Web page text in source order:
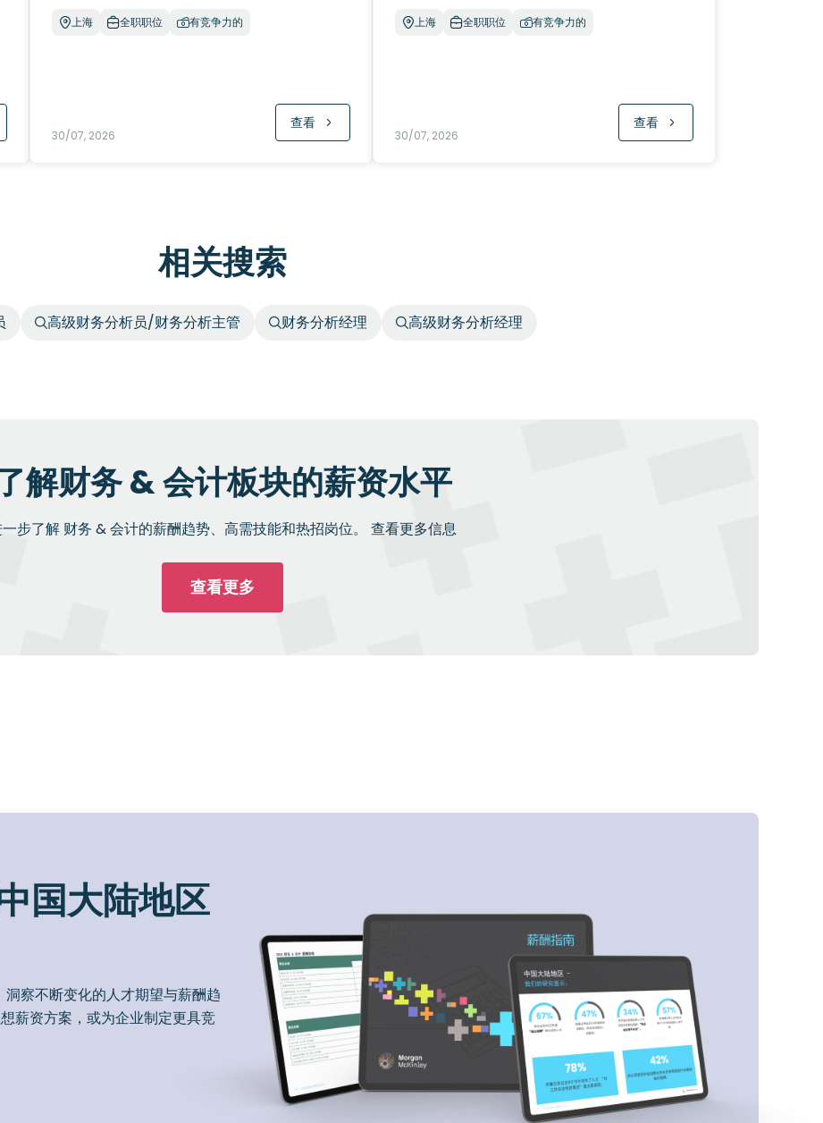
上海 全职职位 有竞争力的
30/07, 2026
查看
上海 全职职位 有竞争力的
30/07, 2026
查看
相关搜索
高级财务分析员/财务分析主管 财务分析经理 高级财务分析经理
解财务 & 会计板块的薪资水平
步了解 财务 & 会计的薪酬趋势、高需技能和热招岗位。 查看更多信息
查看更多
国大陆地区
察不断变化的人才期望与薪酬趋
薪资方案，或为企业制定更具竞